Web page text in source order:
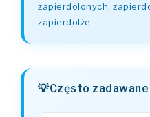
zapierdolonych,
zapierdolże
Często